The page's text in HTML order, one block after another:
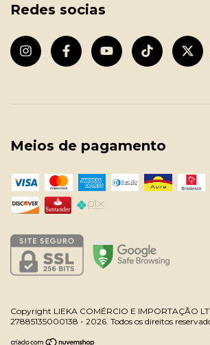
Redes socias
Meios de pagamento
Copyright LIEKA COMÉRCIO E IMPORTAÇÃO
27885135000138 - 2026. Todos os direitos